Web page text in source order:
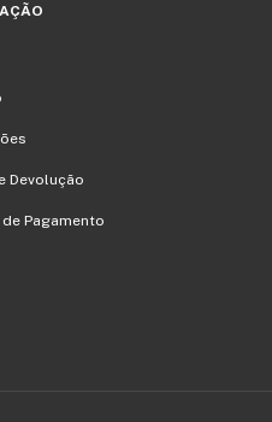
Devolução
Pagamento